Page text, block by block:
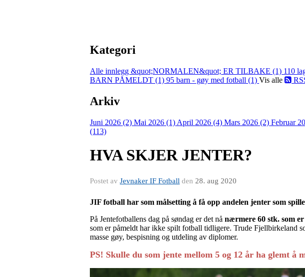
Kategori
Alle innlegg &quot;NORMALEN&quot; ER TILBAKE (1) 110
BARN PÅMELDT (1) 95 barn - gøy med fotball (1) Vis alle
Arkiv
Juni 2026 (2) Mai 2026 (1) April 2026 (4) Mars 2026 (2) Februar
(113)
HVA SKJER JENTER?
Postet av Jevnaker IF Fotball den 28. aug 2020
JIF fotball har som målsetting å få opp andelen jenter som
På Jentefotballens dag på søndag er det nå nærmere 60 stk. som
som er påmeldt har ikke spilt fotball tidligere. Trude Fjellbirkeland
masse gøy, bespisning og utdeling av diplomer.
PS! Skulle du som jente mellom 5 og 12 år ha glemt